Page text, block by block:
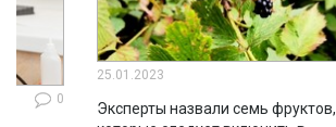
0
25.01.2023
Эксперты назвали семь фруктов,